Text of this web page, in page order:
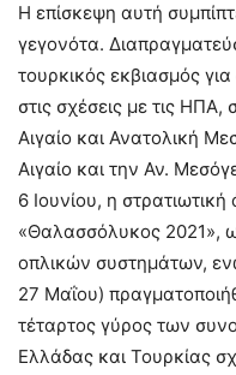
Η επίσκεψη αυτή
γεγονότα.
τουρκικός εκβιασμός
στις σχέσεις με τις
Αιγαίο και Ανατολική
Αιγαίο και την Αν.
6 Ιουνίου, η
«Θαλασσόλυκος 2021»,
οπλικών συστημάτων,
27 Μαΐου)
τέταρτος γύρος των
Ελλάδας και Τουρκίας